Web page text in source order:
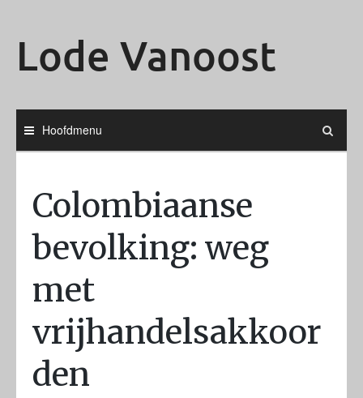
Lode Vanoost
Hoofdmenu
Colombiaanse
bevolking: weg
met
vrijhandelsakkoor
den